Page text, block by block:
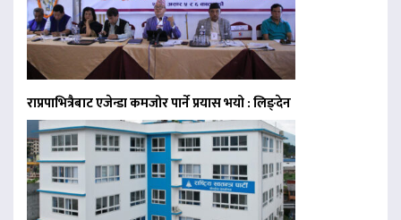
राप्रपाभित्रैबाट एजेन्डा कमजोर पार्ने प्रयास भयो : लिङ्देन